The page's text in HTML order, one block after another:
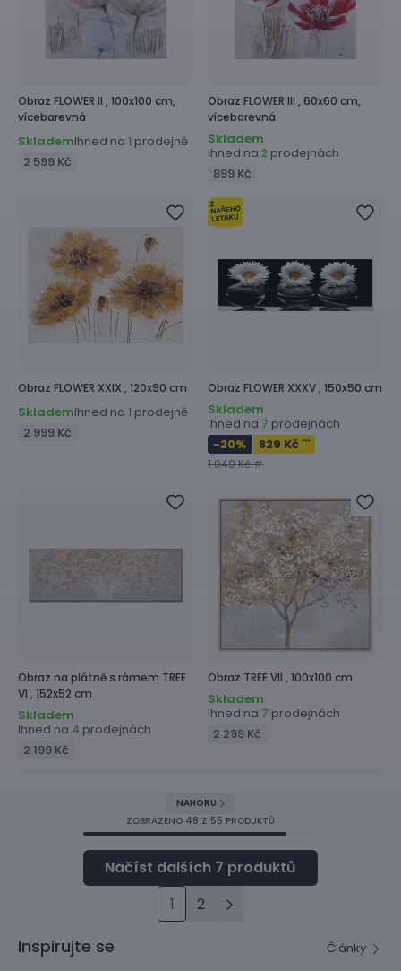
Obraz FLOWER II , 100x100 cm,
vícebarevná
SklademIhned na 1 prodejně
2 599 Kč
Obraz FLOWER III , 60x60 cm,
vícebarevná
Skladem
Ihned na 2 prodejnách
899 Kč
Obraz FLOWER XXIX , 120x90 cm
SklademIhned na 1 prodejně
2 999 Kč
Obraz FLOWER XXXV , 150x50 cm
Skladem
Ihned na 7 prodejnách
-20% 829 Kč ***
1 049 Kč #
Obraz na plátně s rámem TREE
VI , 152x52 cm
Skladem
Ihned na 4 prodejnách
2 199 Kč
Obraz TREE VII , 100x100 cm
Skladem
Ihned na 7 prodejnách
2 299 Kč
NAHORU
ZOBRAZENO 48 Z 55 PRODUKTŮ
1 2
Inspirujte se Články